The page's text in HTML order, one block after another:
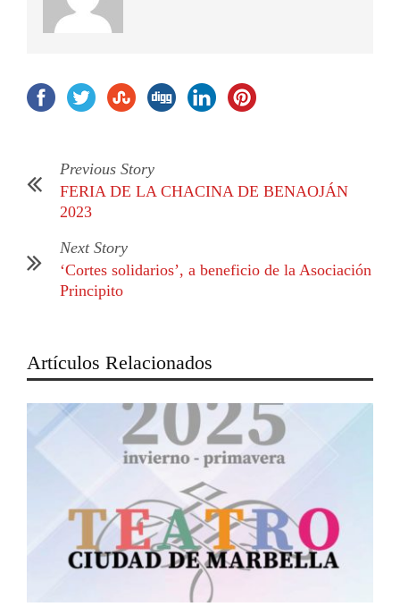
Previous Story
FERIA DE LA CHACINA DE BENAOJÁN
2023
Next Story
‘Cortes solidarios’, a beneficio de la Asociación
Principito
Artículos Relacionados